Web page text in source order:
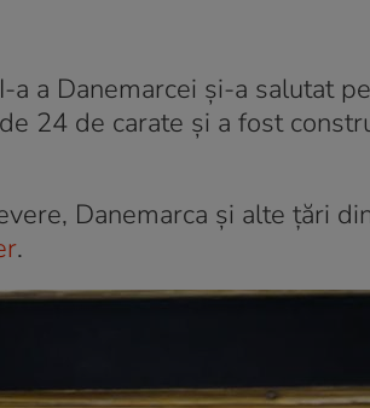
a a Danemarcei și-a salutat
24 de carate și a fost
Danemarca și alte țări
.